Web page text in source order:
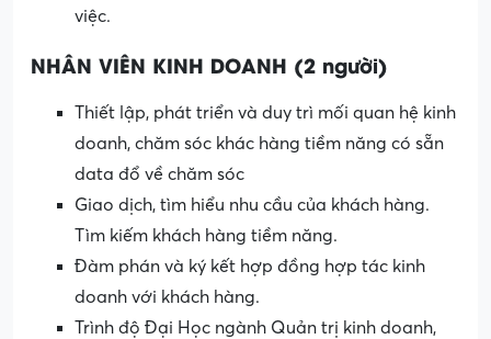
việc.
NHÂN VIÊN KINH DOANH (2 người)
Thiết lập, phát triển và duy trì mối quan hệ kinh
doanh, chăm sóc khác hàng tiềm năng có sẵn
data đổ về chăm sóc
Giao dịch, tìm hiểu nhu cầu của khách hàng.
Tìm kiếm khách hàng tiềm năng.
Đàm phán và ký kết hợp đồng hợp tác kinh
doanh với khách hàng.
Trình độ Đại Học ngành Quản trị kinh doanh,